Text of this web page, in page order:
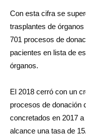
Con esta cifra se
trasplantes de
701 procesos de
pacientes en lista de
órganos.
El 2018 cerró con un
procesos de donación
concretados en 2017
alcance una tasa de